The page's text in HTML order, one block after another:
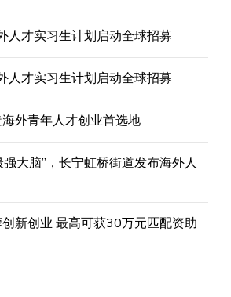
人才实习生计划启动全球招募
人才实习生计划启动全球招募
外青年人才创业首选地
强大脑”，长宁虹桥街道发布海外人
新创业 最高可获30万元匹配资助